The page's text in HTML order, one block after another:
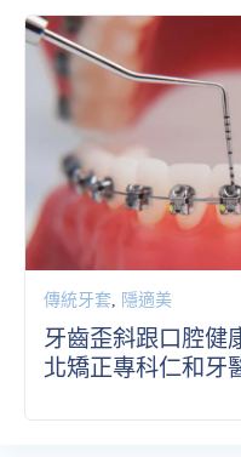
傳統牙套, 隱適美
牙齒歪斜跟口腔健
北矯正專科仁和牙